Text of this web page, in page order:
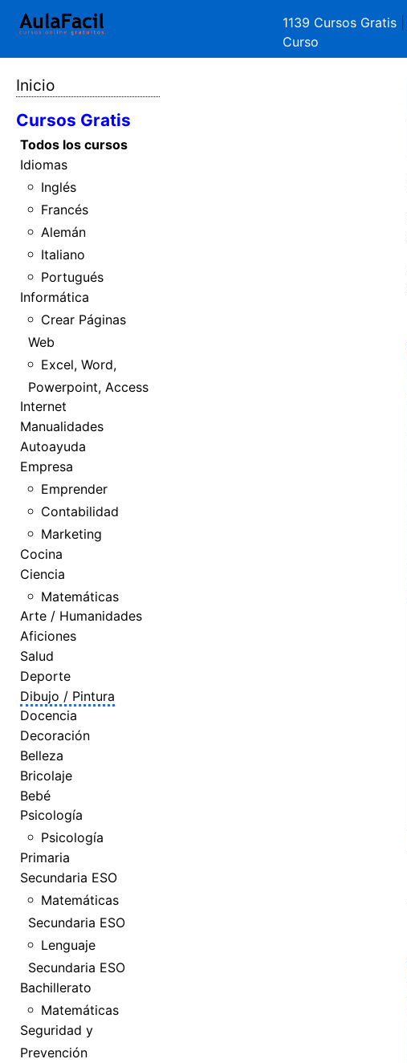
1139 Cursos Gratis
Curso
Inicio
Cursos Gratis
Todos los cursos
Idiomas
Inglés
Francés
Alemán
Italiano
Portugués
Informática
Crear Páginas
Web
Excel, Word,
Powerpoint, Access
Internet
Manualidades
Autoayuda
Empresa
Emprender
Contabilidad
Marketing
Cocina
Ciencia
Matemáticas
Arte / Humanidades
Aficiones
Salud
Deporte
Dibujo / Pintura
Docencia
Decoración
Belleza
Bricolaje
Bebé
Psicología
Psicología
Primaria
Secundaria ESO
Matemáticas
Secundaria ESO
Lenguaje
Secundaria ESO
Bachillerato
Matemáticas
Seguridad y
Prevención